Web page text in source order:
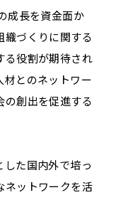
成長を資金面か
織づくりに関する
る役割が期待され
材とのネットワー
の創出を促進する
した国内外で培っ
ネットワークを活